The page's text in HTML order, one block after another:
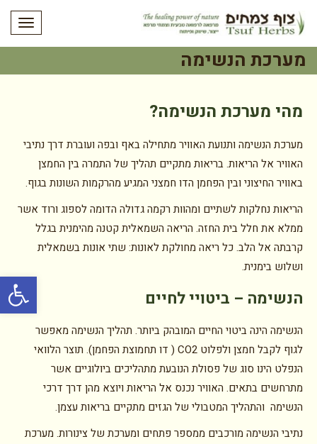
פתח
מערכת הנשימה
מהי מערכת הנשימה?
מערכת הנשימה ותנועת האוויר מתחילה באף ובפה ועוברת דרך נתיבי
האוויר אל הריאות. בריאות מתקיים תהליך של התמרה בין החמצן
באוויר החיצוני ובין הפחמן הדו חמצני המגיע מהרקמות השונות בגוף.
הריאות נחלקות לשתיים ומהוות רקמה גדולה הדומה לספוג ורוד אשר
ממלא את חלל בית החזה. הריאה השמאלית קטנה מהימנית בגלל
קרבתה אל הלב. כל ריאה מחולקת לאונות: שתי אונות בשמאלית
ושלוש בימנית.
הנשימה – ביטויי לחיים
הנשימה הינה ביטוי החיים המובהק ביותר. תהליך הנשימה מאפשר
לגוף לקבל חמצן ולפלוט CO2 ( דו תחמוצת הפחמן). תוצר הלוואי
הנפלט הינו סוג של פסולת הנובעת מתהליכים ביולוגיים אשר
מתרחשים בתאים. האוויר נכנס אל הריאות ויוצא מהן דרך דרכי
הנשימה והתהליך המטבולי של הגזים מתקיים בריאות עצמן.
נתיבי הנשימה מורכבים ממספר פתחים ומערכת של צינורות. מערכת